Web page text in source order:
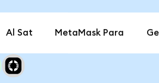
Al Sat MetaMask Para